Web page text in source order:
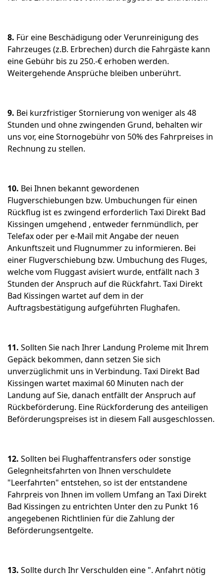
8. Für eine Beschädigung oder Verunreinigung des
Fahrzeuges (z.B. Erbrechen) durch die Fahrgäste kann
eine Gebühr bis zu 250.-€ erhoben werden.
Weitergehende Ansprüche bleiben unberührt.
9. Bei kurzfristiger Stornierung von weniger als 48
Stunden und ohne zwingenden Grund, behalten wir
uns vor, eine Stornogebühr von 50% des Fahrpreises in
Rechnung zu stellen.
10. Bei Ihnen bekannt gewordenen
Flugverschiebungen bzw. Umbuchungen für einen
Rückflug ist es zwingend erforderlich Taxi Direkt Bad
Kissingen umgehend , entweder fernmündlich, per
Telefax oder per e-Mail mit Angabe der neuen
Ankunftszeit und Flugnummer zu informieren. Bei
einer Flugverschiebung bzw. Umbuchung des Fluges,
welche vom Fluggast avisiert wurde, entfällt nach 3
Stunden der Anspruch auf die Rückfahrt. Taxi Direkt
Bad Kissingen wartet auf dem in der
Auftragsbestätigung aufgeführten Flughafen.
11. Sollten Sie nach Ihrer Landung Proleme mit Ihrem
Gepäck bekommen, dann setzen Sie sich
unverzüglichmit uns in Verbindung. Taxi Direkt Bad
Kissingen wartet maximal 60 Minuten nach der
Landung auf Sie, danach entfällt der Anspruch auf
Rückbeförderung. Eine Rückforderung des anteiligen
Beförderungspreises ist in diesem Fall ausgeschlossen.
12. Sollten bei Flughaffentransfers oder sonstige
Gelegnheitsfahrten von Ihnen verschuldete
"Leerfahrten" entstehen, so ist der entstandene
Fahrpreis von Ihnen im vollem Umfang an Taxi Direkt
Bad Kissingen zu entrichten Unter den zu Punkt 16
angegebenen Richtlinien für die Zahlung der
Beförderungsentgelte.
13. Sollte durch Ihr Verschulden eine ". Anfahrt nötig